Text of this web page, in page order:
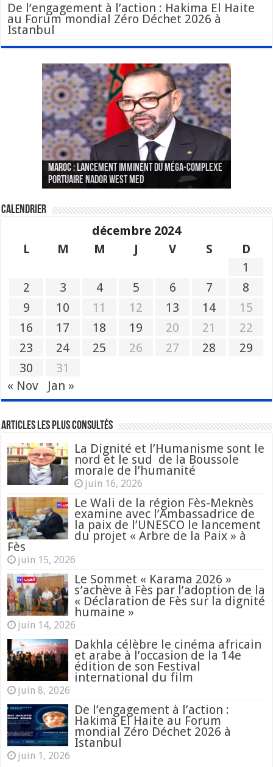
De l’engagement à l’action : Hakima El Haite
au Forum mondial Zéro Déchet 2026 à
Istanbul
MAROC : Lancement imminent du méga-complexe
portuaire Nador West Med
Le Wali Ait Taleb préside la nomination du
nouveau Secrétaire Général pour insuffler un
sang nouveau à l’administration
Fès : La 70e conférence annuelle de la
Fédération internationale des journalistes et
des écrivains s’est achevée
Paris va présenter à Alger une liste de
« plusieurs centaines de personnes » aux
profils « dangereux »
CGEM: le binôme Oukacha-Joundy reconduit à la
tête de la Fédération des pêches maritimes
Calendrier
décembre 2024
L
M M J V S
D
1
2
3 4 5 6 7
8
9
10 11 12 13 14
15
16
17 18 19 20 21
22
23
24 25 26 27 28
29
30
31
« Nov
Jan »
Articles les plus consultés
La Dignité et l’Humanisme sont le
nord et le sud de la Boussole
morale de l’humanité
juin 16, 2026
Le Wali de la région Fès-Meknès
examine avec l’Ambassadrice de
la paix de l’UNESCO le lancement
du projet « Arbre de la Paix » à
Fès
juin 15, 2026
Le Sommet « Karama 2026 »
s’achève à Fès par l’adoption de la
« Déclaration de Fès sur la dignité
humaine »
juin 14, 2026
Dakhla célèbre le cinéma africain
et arabe à l’occasion de la 14e
édition de son Festival
international du film
juin 8, 2026
De l’engagement à l’action :
Hakima El Haite au Forum
mondial Zéro Déchet 2026 à
Istanbul
juin 1, 2026